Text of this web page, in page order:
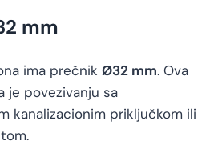
mm
ima prečnik Ø32 mm. Ova
je povezivanju sa
kanalizacionim priključkom ili